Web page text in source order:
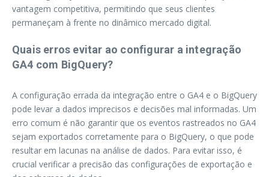
vantagem competitiva, permitindo que seus clientes
permaneçam à frente no dinâmico mercado digital.
Quais erros evitar ao configurar a integração
GA4 com BigQuery?
A configuração errada da integração entre o GA4 e o BigQuery
pode levar a dados imprecisos e decisões mal informadas. Um
erro comum é não garantir que os eventos rastreados no GA4
sejam exportados corretamente para o BigQuery, o que pode
resultar em lacunas na análise de dados. Para evitar isso, é
crucial verificar a precisão das configurações de exportação e